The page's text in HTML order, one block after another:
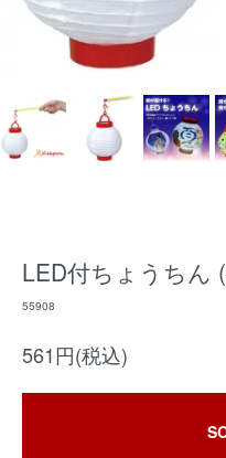
LED付ちょうちん
55908
561円(税込)